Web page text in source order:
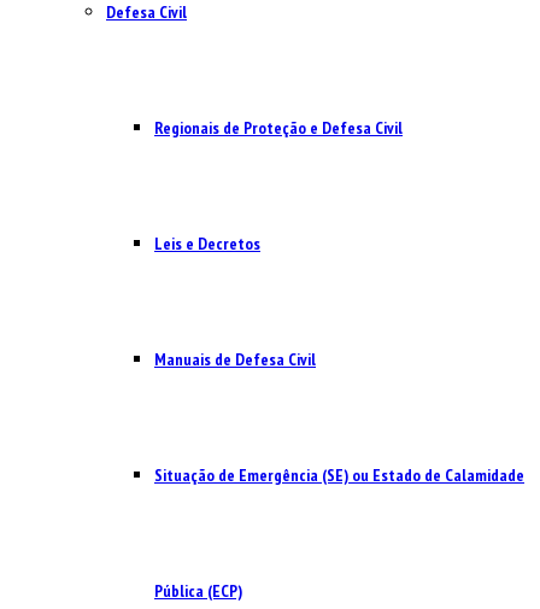
Defesa Civil
Regionais de Proteção e Defesa Civil
Leis e Decretos
Manuais de Defesa Civil
Situação de Emergência (SE) ou Estado de Calamidade
Pública (ECP)